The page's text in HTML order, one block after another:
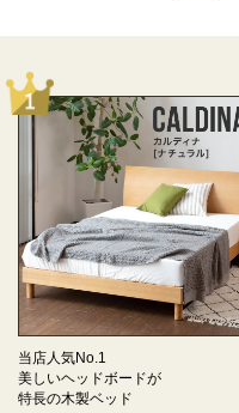
当店人気No.1
美しいヘッドボードが
特長の木製ベッド